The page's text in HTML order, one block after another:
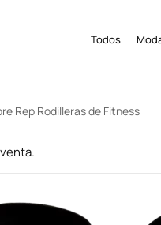
Todos
Rep Rodilleras de Fitness